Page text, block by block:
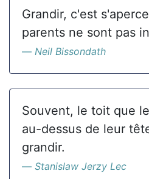
Grandir, c'est
parents ne sont pas
Neil Bissondath
Souvent, le toit que
au-dessus de leur
grandir.
Stanislaw Jerzy Lec